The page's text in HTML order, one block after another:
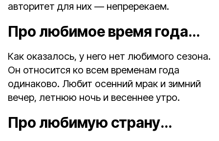
авторитет для них — непререкаем.
Про любимое время года…
Как оказалось, у него нет любимого сезона.
Он относится ко всем временам года
одинаково. Любит осенний мрак и зимний
вечер, летнюю ночь и весеннее утро.
Про любимую страну…